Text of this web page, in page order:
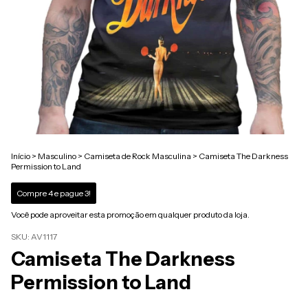
Início > Masculino > Camiseta de Rock Masculina > Camiseta The Darkness
Permission to Land
Compre 4 e pague 3!
Você pode aproveitar esta promoção em qualquer produto da loja.
SKU: AV1117
Camiseta The Darkness
Permission to Land